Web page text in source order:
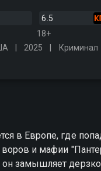
6.5
18+
2025 Криминал
в Европе, где
воров и мафии
замышляет